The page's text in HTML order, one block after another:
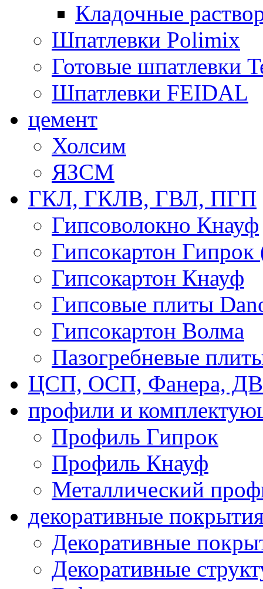
Кладочные
Шпатлевки Polimix
Готовые шпатлевки
Шпатлевки FEIDAL
цемент
Холсим
ЯЗCМ
ГКЛ, ГКЛВ, ГВЛ, ПГП
Гипсоволокно Кнауф
Гипсокартон Гипрок
Гипсокартон Кнауф
Гипсовые плиты
Гипсокартон Волма
Пазогребневые
ЦСП, ОСП, Фанера,
профили и
Профиль Гипрок
Профиль Кнауф
Металлический
декоративные
Декоративные
Декоративные